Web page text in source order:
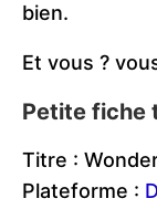
bien.
Et vous ?
Petite fiche
Titre :
Plateforme :